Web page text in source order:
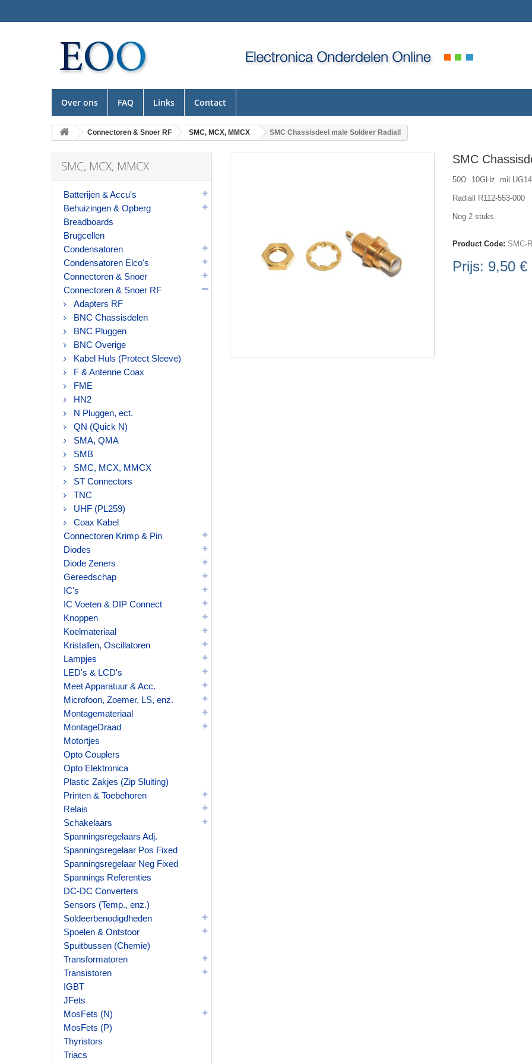
Over ons FAQ Links Contact
Connectoren & Snoer RF SMC, MCX, MMCX SMC Chassisdeel male Soldeer Radiall
SMC, MCX, MMCX
Batterijen & Accu's
Behuizingen & Opberg
Breadboards
Brugcellen
Condensatoren
Condensatoren Elco's
Connectoren & Snoer
Connectoren & Snoer RF
Adapters RF
BNC Chassisdelen
BNC Pluggen
BNC Overige
Kabel Huls (Protect Sleeve)
F & Antenne Coax
FME
HN2
N Pluggen, ect.
QN (Quick N)
SMA, QMA
SMB
SMC, MCX, MMCX
ST Connectors
TNC
UHF (PL259)
Coax Kabel
Connectoren Krimp & Pin
Diodes
Diode Zeners
Gereedschap
IC's
IC Voeten & DIP Connect
Knoppen
Koelmateriaal
Kristallen, Oscillatoren
Lampjes
LED's & LCD's
Meet Apparatuur & Acc.
Microfoon, Zoemer, LS, enz.
Montagemateriaal
MontageDraad
Motortjes
Opto Couplers
Opto Elektronica
Plastic Zakjes (Zip Sluiting)
Printen & Toebehoren
Relais
Schakelaars
Spanningsregelaars Adj.
Spanningsregelaar Pos Fixed
Spanningsregelaar Neg Fixed
Spannings Referenties
DC-DC Converters
Sensors (Temp., enz.)
Soldeerbenodigdheden
Spoelen & Ontstoor
Spuitbussen (Chemie)
Transformatoren
Transistoren
IGBT
JFets
MosFets (N)
MosFets (P)
Thyristors
Triacs
SMC
50Ω 10GHz mil
Radiall R112-553-000
Nog 2 stuks
Product Code: SMC-
Prijs: 9,50 €